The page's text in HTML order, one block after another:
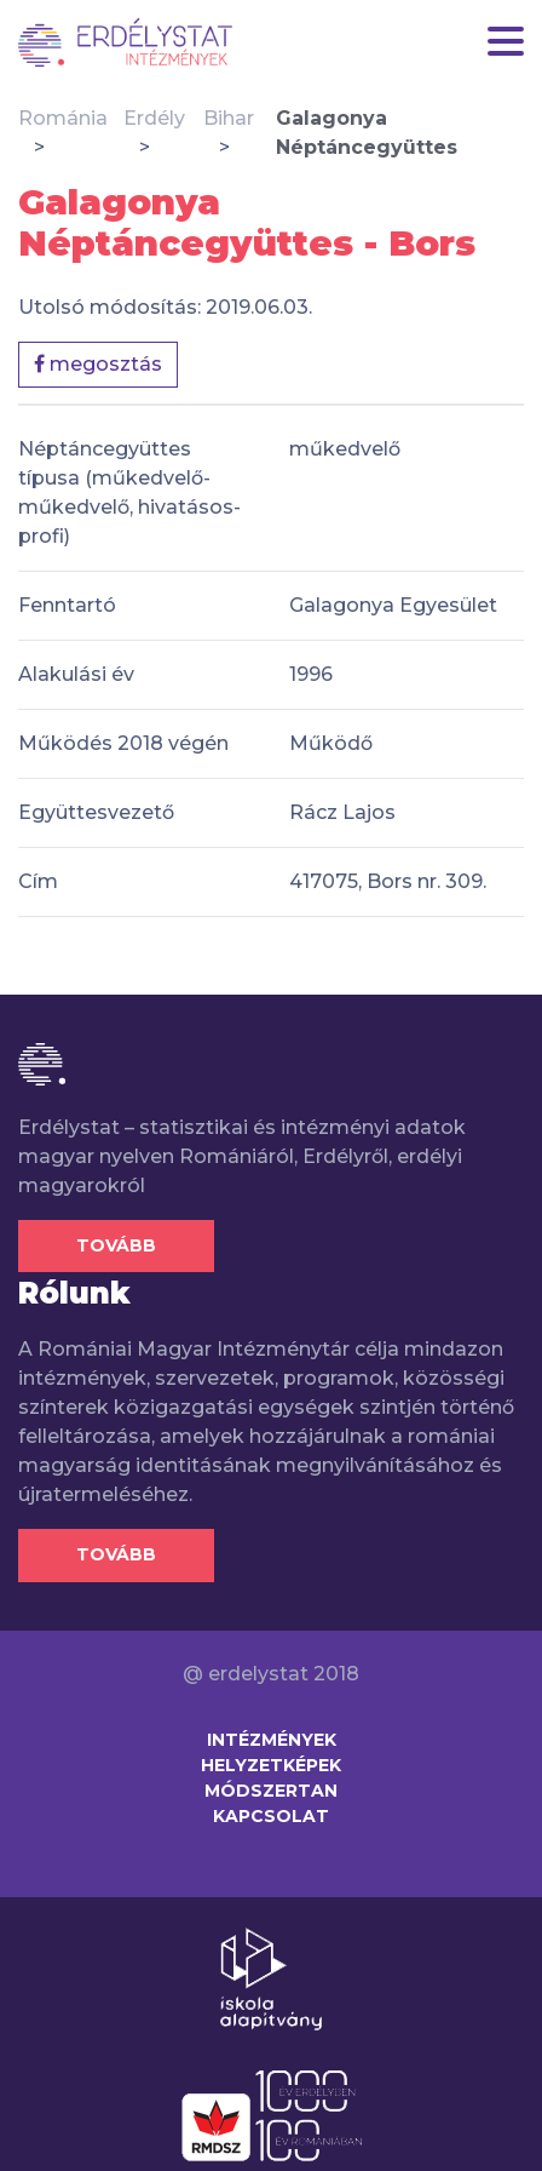
Románia Erdély Bihar
Galagonya
Néptáncegyüttes
Galagonya
Néptáncegyüttes - Bors
Utolsó módosítás: 2019.06.03.
megosztás
Néptáncegyüttes
típusa (műkedvelő-
műkedvelő, hivatásos-
profi)
műkedvelő
Fenntartó Galagonya Egyesület
Alakulási év 1996
Működés 2018 végén Működő
Együttesvezető Rácz Lajos
Cím 417075, Bors nr. 309.
Erdélystat – statisztikai és intézményi adatok
magyar nyelven Romániáról, Erdélyről, erdélyi
magyarokról
TOVÁBB
Rólunk
A Romániai Magyar Intézménytár célja mindazon
intézmények, szervezetek, programok, közösségi
színterek közigazgatási egységek szintjén történő
felleltározása, amelyek hozzájárulnak a romániai
magyarság identitásának megnyilvánításához és
újratermeléséhez.
TOVÁBB
@ erdelystat 2018
INTÉZMÉNYEK
HELYZETKÉPEK
MÓDSZERTAN
KAPCSOLAT